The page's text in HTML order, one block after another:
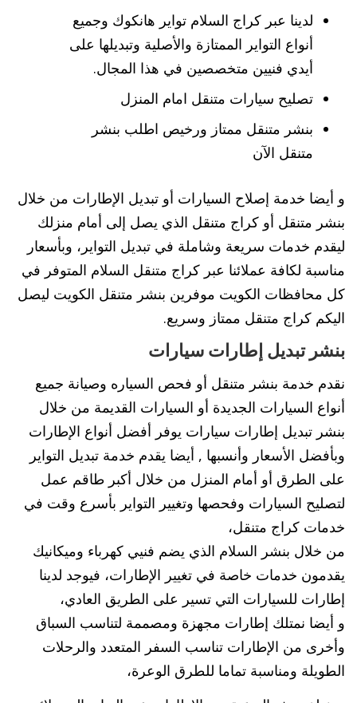
لدينا عبر كراج السلام تواير هانكوك وجميع
أنواع التواير الممتازة والأصلية وتبديلها على
أيدي فنيين متخصصين في هذا المجال.
تصليح سيارات متنقل امام المنزل
بنشر متنقل ممتاز ورخيص اطلب بنشر
متنقل الآن
و أيضا خدمة إصلاح السيارات أو تبديل الإطارات من خلال
بنشر متنقل أو كراج متنقل الذي يصل إلى أمام منزلك
ليقدم خدمات سريعة وشاملة في تبديل التواير، وبأسعار
مناسبة لكافة عملائنا عبر كراج متنقل السلام المتوفر في
كل محافظات الكويت موفرين بنشر متنقل الكويت ليصل
اليكم كراج متنقل ممتاز وسريع.
بنشر تبديل إطارات سيارات
نقدم خدمة بنشر متنقل أو فحص السياره وصيانة جميع
أنواع السيارات الجديدة أو السيارات القديمة من خلال
بنشر تبديل إطارات سيارات يوفر أفضل أنواع الإطارات
وبأفضل الأسعار وأنسبها , أيضا يقدم خدمة تبديل التواير
على الطرق أو أمام المنزل من خلال أكبر طاقم عمل
لتصليح السيارات وفحصها وتغيير التواير بأسرع وقت في
خدمات كراج متنقل،
من خلال بنشر السلام الذي يضم فنيي كهرباء وميكانيك
يقدمون خدمات خاصة في تغيير الإطارات، فيوجد لدينا
إطارات للسيارات التي تسير على الطريق العادي،
و أيضا نمتلك إطارات مجهزة ومصممة لتناسب السباق
وأخرى من الإطارات تناسب السفر المتعدد والرحلات
الطويلة ومناسبة تماما للطرق الوعرة،